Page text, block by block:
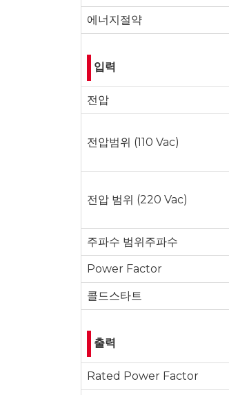
에너지절약
입력
전압
전압범위 (110 Vac)
전압 범위 (220 Vac)
주파수 범위주파수
Power Factor
콜드스타트
출력
Rated Power Factor